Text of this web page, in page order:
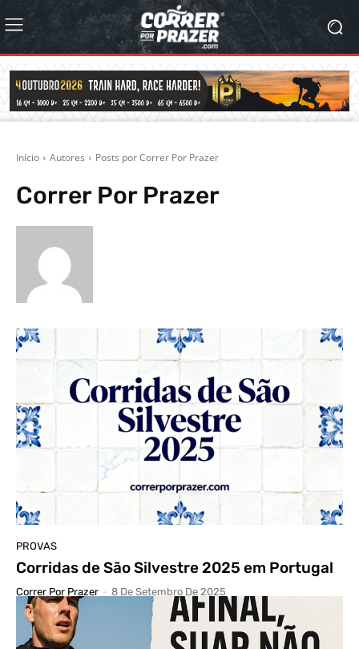
Início Autores Posts por Correr Por Prazer
Correr Por Prazer
PROVAS
Corridas de São Silvestre 2025 em Portugal
Correr Por Prazer - 8 De Setembro De 2025